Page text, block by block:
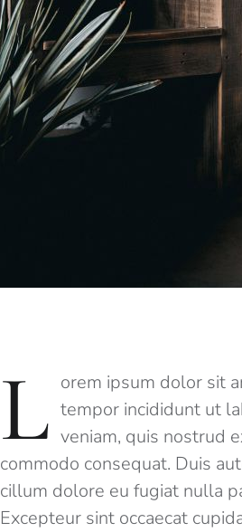
L orem ipsum dolor sit
tempor incididunt ut
veniam, quis nostrud
commodo consequat. Duis
cillum dolore eu fugiat nulla
Excepteur sint occaecat